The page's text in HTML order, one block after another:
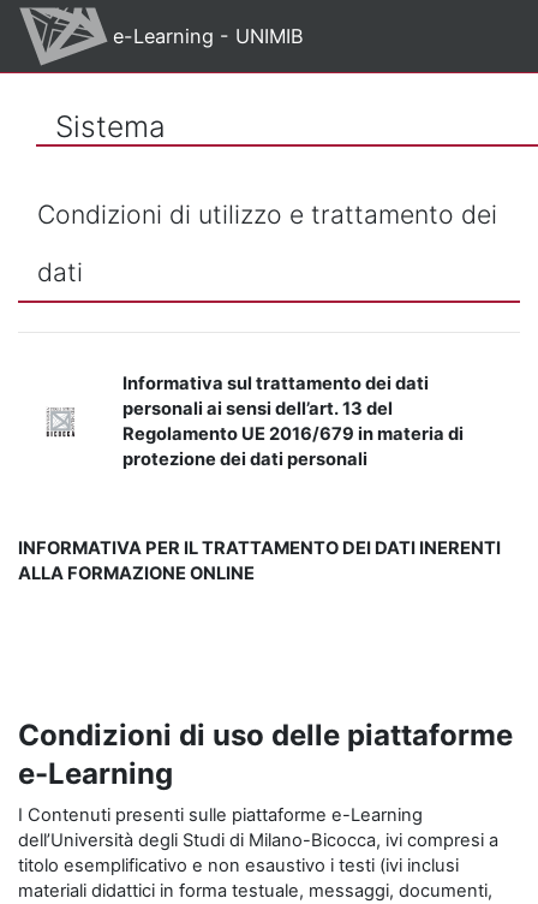
Vai al contenuto principale
e-Learning - UNIMIB
Sistema
Condizioni di utilizzo e trattamento dei
dati
Informativa sul trattamento dei dati
personali ai sensi dell’art. 13 del
Regolamento UE 2016/679 in materia di
protezione dei dati personali
INFORMATIVA PER IL TRATTAMENTO DEI DATI INERENTI
ALLA FORMAZIONE ONLINE
Condizioni di uso delle piattaforme
e-Learning
I Contenuti presenti sulle piattaforme e-Learning
dell’Università degli Studi di Milano-Bicocca, ivi compresi a
titolo esemplificativo e non esaustivo i testi (ivi inclusi
materiali didattici in forma testuale, messaggi, documenti,